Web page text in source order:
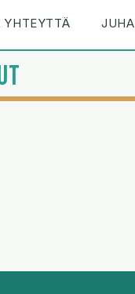
JUHA
YHTEYTTÄ